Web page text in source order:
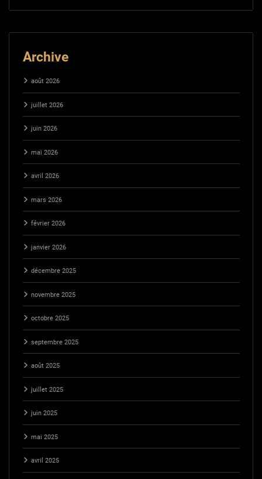
Archive
août 2026
juillet 2026
juin 2026
mai 2026
avril 2026
mars 2026
février 2026
janvier 2026
décembre 2025
novembre 2025
octobre 2025
septembre 2025
août 2025
juillet 2025
juin 2025
mai 2025
avril 2025